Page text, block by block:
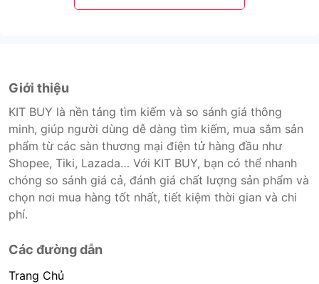
Giới thiệu
KIT BUY là nền tảng tìm kiếm và so sánh giá thông
minh, giúp người dùng dễ dàng tìm kiếm, mua sắm sản
phẩm từ các sàn thương mại điện tử hàng đầu như
Shopee, Tiki, Lazada… Với KIT BUY, bạn có thể nhanh
chóng so sánh giá cả, đánh giá chất lượng sản phẩm và
chọn nơi mua hàng tốt nhất, tiết kiệm thời gian và chi
phí.
Các đường dẫn
Trang Chủ